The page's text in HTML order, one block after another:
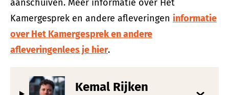
aanschuiven. Meer informatie over Het
Kamergesprek en andere afleveringen informatie
over Het Kamergesprek en andere
afleveringenlees je hier.
Kemal Rijken